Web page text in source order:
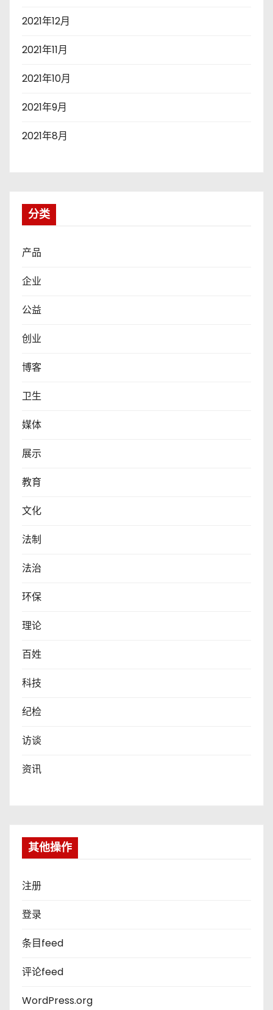
2021年12月
2021年11月
2021年10月
2021年9月
2021年8月
分类
产品
企业
公益
创业
博客
卫生
媒体
展示
教育
文化
法制
法治
环保
理论
百姓
科技
纪检
访谈
资讯
其他操作
注册
登录
条目feed
评论feed
WordPress.org